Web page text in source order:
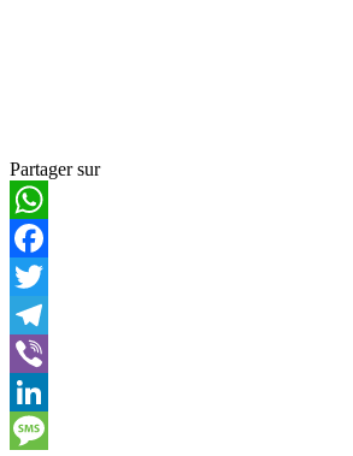
Partager sur
WhatsApp
Facebook
Twitter
Telegram
Viber
LinkedIn